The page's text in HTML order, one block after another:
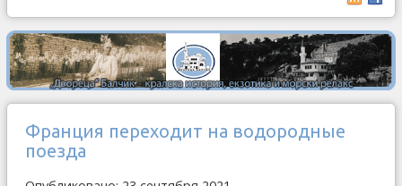
Франция переходит на водородные
поезда